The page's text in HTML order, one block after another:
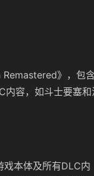
》，包
内容，如斗士要塞和
本体及所有DLC内